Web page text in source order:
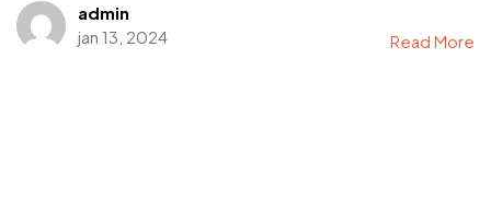
admin
jan 13, 2024
Read More